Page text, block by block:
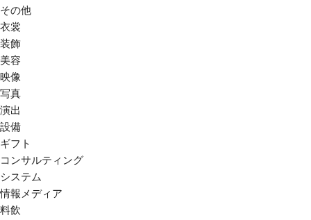
その他
衣裳
装飾
美容
映像
写真
演出
設備
ギフト
コンサルティング
システム
情報メディア
料飲